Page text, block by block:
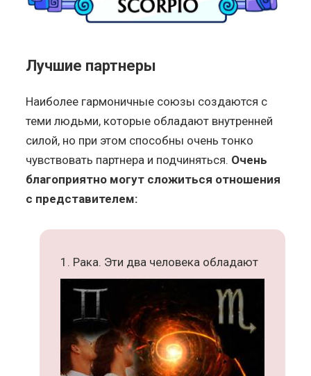
Лучшие партнеры
Наиболее гармоничные союзы создаются с
теми людьми, которые обладают внутренней
силой, но при этом способны очень тонко
чувствовать партнера и подчиняться. Очень
благоприятно могут сложиться отношения
с представителем:
Рака. Эти два человека обладают